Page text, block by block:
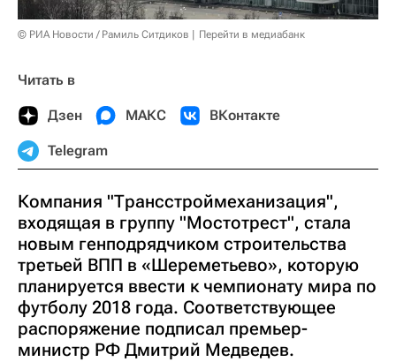
© РИА Новости / Рамиль Ситдиков Перейти в медиабанк
Читать в
Дзен МАКС ВКонтакте
Telegram
Компания "Трансстроймеханизация",
входящая в группу "Мостотрест", стала
новым генподрядчиком строительства
третьей ВПП в «Шереметьево», которую
планируется ввести к чемпионату мира по
футболу 2018 года. Соответствующее
распоряжение подписал премьер-
министр РФ Дмитрий Медведев.